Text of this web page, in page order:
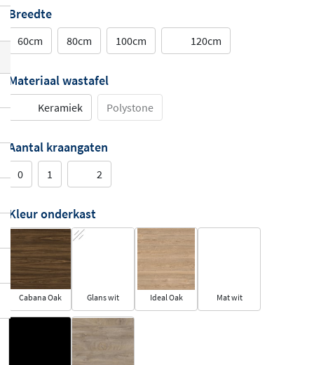
Breedte
60cm 80cm 100cm 120cm
Materiaal wastafel
Keramiek Polystone
Aantal kraangaten
0 1 2
Kleur onderkast
Cabana Oak Glans wit Ideal Oak Mat wit